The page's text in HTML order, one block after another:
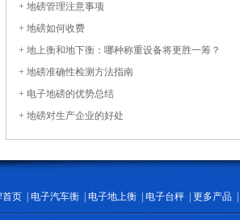
+ 地磅管理注意事项
+ 地磅如何收费
+ 地上衡和地下衡：哪种称重设备将更胜一筹？
+ 地磅准确性检测方法指南
+ 电子地磅的优势总结
+ 地磅对生产企业的好处
首页| 电子汽车衡| 电子地上衡| 电子台秤| 更多产品|